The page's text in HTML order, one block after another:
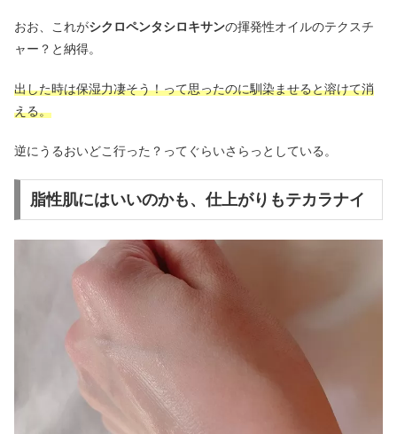
おお、これがシクロペンタシロキサンの揮発性オイルのテクスチ
ャー？と納得。
出した時は保湿力凄そう！って思ったのに馴染ませると溶けて消
える。
逆にうるおいどこ行った？ってぐらいさらっとしている。
脂性肌にはいいのかも、仕上がりもテカラナイ